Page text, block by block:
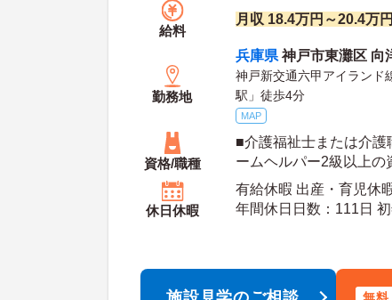
給料
月収 18.4万円～20.4万
勤務地
兵庫県 神戸市東灘区 向
神戸新交通六甲アイランド
駅」徒歩4分
MAP
資格/職種
■介護福祉士または介
ームヘルパー2級以上
経験・ブランクのある方
休日休暇
有給休暇 出産・育児休
年間休日日数：111日 初年度有給日数：10日 最